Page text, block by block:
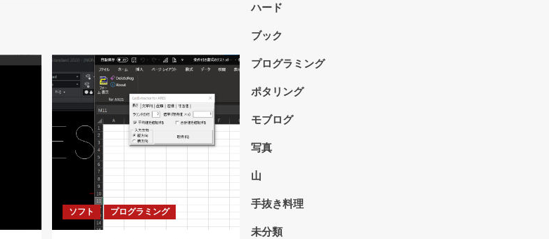
ソフト プログラミング
ハード
ブック
プログラミング
ポタリング
モブログ
写真
山
手抜き料理
未分類